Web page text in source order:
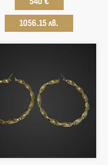
1056.15 лв.